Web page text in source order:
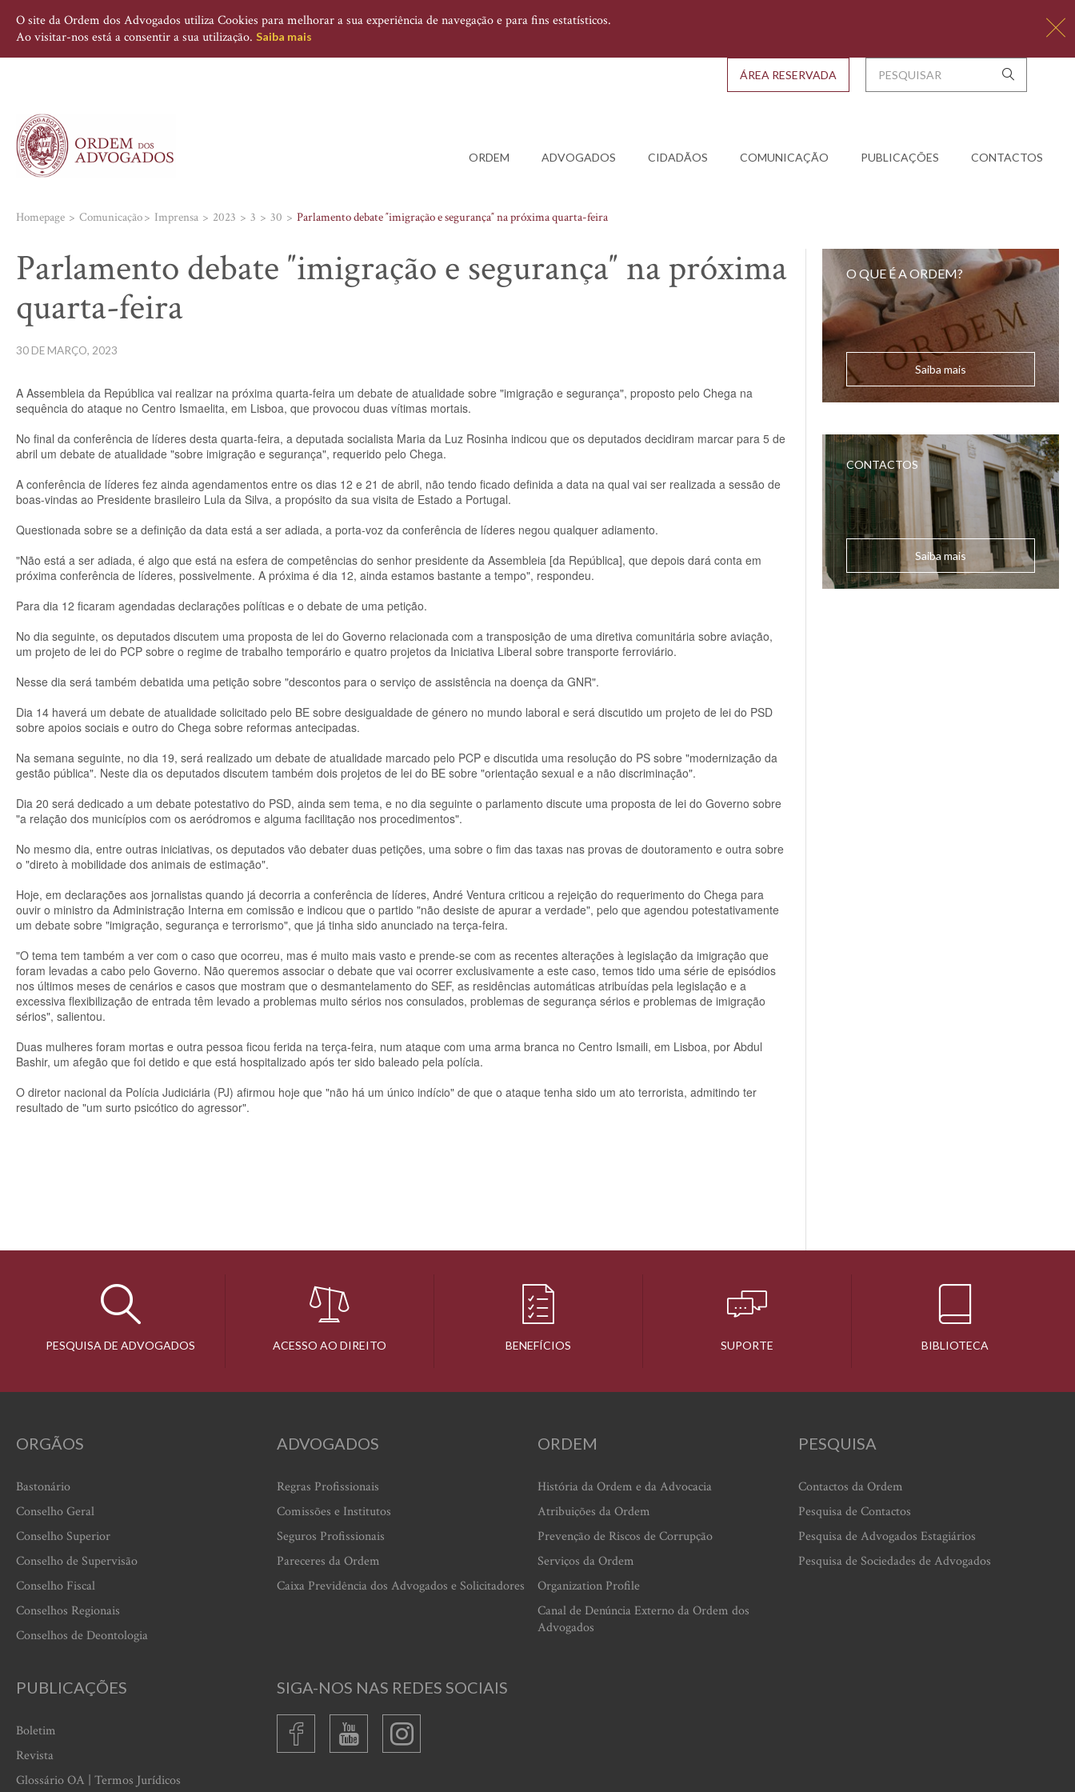
O site da Ordem dos Advogados utiliza Cookies para melhorar a sua experiência de navegação e para fins estatísticos.
Ao visitar-nos está a consentir a sua utilização. Saiba mais
ORDEM ADVOGADOS CIDADÃOS COMUNICAÇÃO PUBLICAÇÕES CONTACTOS
ÁREA RESERVADA
Homepage Comunicação Imprensa 2023 3 30 Parlamento debate ″imigração e segurança″ na próxima quarta-feira
Parlamento debate ″imigração e segurança″ na próxima
quarta-feira
30 DE MARÇO, 2023
A Assembleia da República vai realizar na próxima quarta-feira um debate de atualidade sobre "imigração e segurança", proposto pelo Chega na
sequência do ataque no Centro Ismaelita, em Lisboa, que provocou duas vítimas mortais.
No final da conferência de líderes desta quarta-feira, a deputada socialista Maria da Luz Rosinha indicou que os deputados decidiram marcar para 5 de
abril um debate de atualidade "sobre imigração e segurança", requerido pelo Chega.
A conferência de líderes fez ainda agendamentos entre os dias 12 e 21 de abril, não tendo ficado definida a data na qual vai ser realizada a sessão de
boas-vindas ao Presidente brasileiro Lula da Silva, a propósito da sua visita de Estado a Portugal.
Questionada sobre se a definição da data está a ser adiada, a porta-voz da conferência de líderes negou qualquer adiamento.
"Não está a ser adiada, é algo que está na esfera de competências do senhor presidente da Assembleia [da República], que depois dará conta em
próxima conferência de líderes, possivelmente. A próxima é dia 12, ainda estamos bastante a tempo", respondeu.
Para dia 12 ficaram agendadas declarações políticas e o debate de uma petição.
No dia seguinte, os deputados discutem uma proposta de lei do Governo relacionada com a transposição de uma diretiva comunitária sobre aviação,
um projeto de lei do PCP sobre o regime de trabalho temporário e quatro projetos da Iniciativa Liberal sobre transporte ferroviário.
Nesse dia será também debatida uma petição sobre "descontos para o serviço de assistência na doença da GNR".
Dia 14 haverá um debate de atualidade solicitado pelo BE sobre desigualdade de género no mundo laboral e será discutido um projeto de lei do PSD
sobre apoios sociais e outro do Chega sobre reformas antecipadas.
Na semana seguinte, no dia 19, será realizado um debate de atualidade marcado pelo PCP e discutida uma resolução do PS sobre "modernização da
gestão pública". Neste dia os deputados discutem também dois projetos de lei do BE sobre "orientação sexual e a não discriminação".
Dia 20 será dedicado a um debate potestativo do PSD, ainda sem tema, e no dia seguinte o parlamento discute uma proposta de lei do Governo sobre
"a relação dos municípios com os aeródromos e alguma facilitação nos procedimentos".
No mesmo dia, entre outras iniciativas, os deputados vão debater duas petições, uma sobre o fim das taxas nas provas de doutoramento e outra sobre
o "direto à mobilidade dos animais de estimação".
Hoje, em declarações aos jornalistas quando já decorria a conferência de líderes, André Ventura criticou a rejeição do requerimento do Chega para
ouvir o ministro da Administração Interna em comissão e indicou que o partido "não desiste de apurar a verdade", pelo que agendou potestativamente
um debate sobre "imigração, segurança e terrorismo", que já tinha sido anunciado na terça-feira.
"O tema tem também a ver com o caso que ocorreu, mas é muito mais vasto e prende-se com as recentes alterações à legislação da imigração que
foram levadas a cabo pelo Governo. Não queremos associar o debate que vai ocorrer exclusivamente a este caso, temos tido uma série de episódios
nos últimos meses de cenários e casos que mostram que o desmantelamento do SEF, as residências automáticas atribuídas pela legislação e a
excessiva flexibilização de entrada têm levado a problemas muito sérios nos consulados, problemas de segurança sérios e problemas de imigração
sérios", salientou.
Duas mulheres foram mortas e outra pessoa ficou ferida na terça-feira, num ataque com uma arma branca no Centro Ismaili, em Lisboa, por Abdul
Bashir, um afegão que foi detido e que está hospitalizado após ter sido baleado pela polícia.
O diretor nacional da Polícia Judiciária (PJ) afirmou hoje que "não há um único indício" de que o ataque tenha sido um ato terrorista, admitindo ter
resultado de "um surto psicótico do agressor".
O QUE É A ORDEM?
Saiba mais
CONTACTOS
Saiba mais
PESQUISA DE ADVOGADOS ACESSO AO DIREITO BENEFÍCIOS SUPORTE BIBLIOTECA
ORGÃOS
Bastonário
Conselho Geral
Conselho Superior
Conselho de Supervisão
Conselho Fiscal
Conselhos Regionais
Conselhos de Deontologia
ADVOGADOS
Regras Profissionais
Comissões e Institutos
Seguros Profissionais
Pareceres da Ordem
Caixa Previdência dos Advogados e Solicitadores
ORDEM
História da Ordem e da Advocacia
Atribuições da Ordem
Prevenção de Riscos de Corrupção
Serviços da Ordem
Organization Profile
Canal de Denúncia Externo da Ordem dos
Advogados
PESQUISA
Contactos da Ordem
Pesquisa de Contactos
Pesquisa de Advogados Estagiários
Pesquisa de Sociedades de Advogados
PUBLICAÇÕES
Boletim
Revista
Glossário OA | Termos Jurídicos
SIGA-NOS NAS REDES SOCIAIS